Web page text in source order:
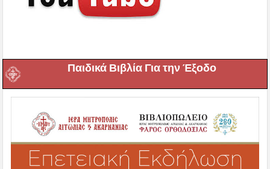
Παιδικά Βιβλία Για την Έξοδο